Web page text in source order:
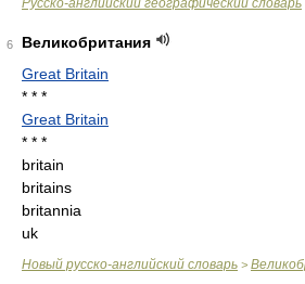
Русско-английский географический словарь
6
Великобритания
Great Britain
* * *
Great Britain
* * *
britain
britains
britannia
uk
Новый русско-английский словарь >